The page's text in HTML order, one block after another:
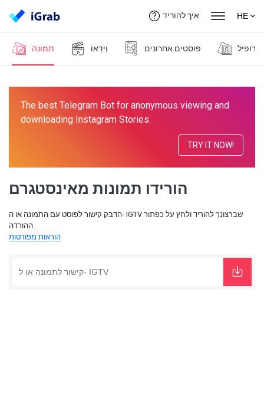
איך להוריד HE
תמונה וִידֵאוֹ פוסטים אחרונים
The best Telegram Bot for anonymous viewing and
downloading Instagram Stories.
TRY IT NOW!
הורידו תמונות מאינסטגרם
הדבק קישור לפוסט עם התמונה או ה- IGTV שברצונך להוריד ולחץ על כפתור
ההורדה.
הוראות מפורטות